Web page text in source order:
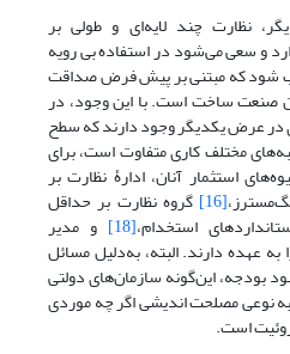
نظارت چند لایه‌ای و طولی بر
و سعی می‌شود در استفاده بی رویه
شود که مبتنی بر پیش فرض صداقت
صنعت ساخت است. با این وجود، در
در عرض یکدیگر وجود دارند که سطح
مختلف کاری متفاوت است، برای
استثمار آنان، ادارۀ نظارت بر
[16] گروه نظارت بر حداقل
استخدام،[18] و مدیر
به عهده دارند. البته، به‌دلیل مسائل
بودجه، این‌گونه سازمان‌های دولتی
نوعی مصلحت اندیشی اگر چه موردی
است.